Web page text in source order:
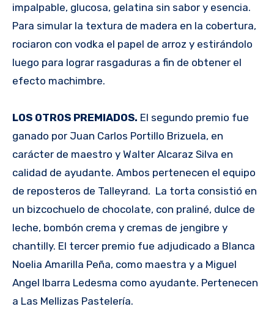
impalpable, glucosa, gelatina sin sabor y esencia.
Para simular la textura de madera en la cobertura,
rociaron con vodka el papel de arroz y estirándolo
luego para lograr rasgaduras a fin de obtener el
efecto machimbre.
LOS OTROS PREMIADOS. El segundo premio fue
ganado por Juan Carlos Portillo Brizuela, en
carácter de maestro y Walter Alcaraz Silva en
calidad de ayudante. Ambos pertenecen el equipo
de reposteros de Talleyrand. La torta consistió en
un bizcochuelo de chocolate, con praliné, dulce de
leche, bombón crema y cremas de jengibre y
chantilly. El tercer premio fue adjudicado a Blanca
Noelia Amarilla Peña, como maestra y a Miguel
Angel Ibarra Ledesma como ayudante. Pertenecen
a Las Mellizas Pastelería.